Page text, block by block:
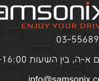
03-
א-ה, בין השעות 9:00-16:00